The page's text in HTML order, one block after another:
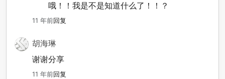
哦！！我是不是知道什么了！！？
11 年前回复
胡海琳
谢谢分享
11 年前回复